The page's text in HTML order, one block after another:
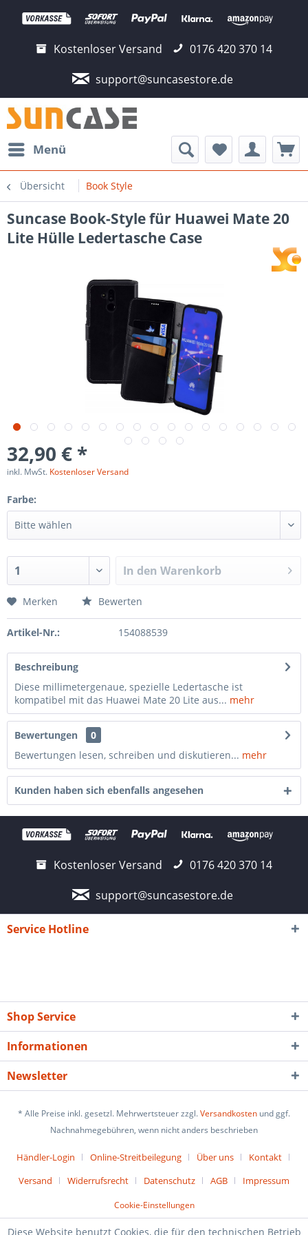
Kostenloser Versand
0176 420 370 14
support@suncasestore.de
Menü
Übersicht Book Style
Suncase Book-Style für Huawei Mate 20
Lite Hülle Ledertasche Case
32,90 € *
inkl. MwSt. Kostenloser Versand
Farbe:
In den Warenkorb
Merken Bewerten
Artikel-Nr.: 154088539
Beschreibung
Diese millimetergenaue, spezielle Ledertasche ist
kompatibel mit das Huawei Mate 20 Lite aus... mehr
Bewertungen
0
Bewertungen lesen, schreiben und diskutieren... mehr
Kunden haben sich ebenfalls angesehen
Kostenloser Versand
0176 420 370 14
support@suncasestore.de
Service Hotline
Shop Service
Informationen
Newsletter
* Alle Preise inkl. gesetzl. Mehrwertsteuer zzgl.Versandkosten und ggf.
Nachnahmegebühren, wenn nicht anders beschrieben
Händler-Login Online-Streitbeilegung Über uns
Kontakt
Versand
Widerrufsrecht Datenschutz AGB Impressum
Cookie-Einstellungen
Diese Website benutzt Cookies, die für den technischen Betrieb